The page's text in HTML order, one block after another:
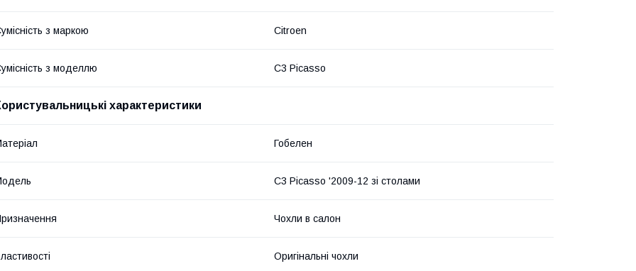
з маркою Citroen
з моделлю C3 Picasso
характеристики
Гобелен
C3 Picasso '2009-12 зі столами
Чохли в салон
Оригінальні чохли